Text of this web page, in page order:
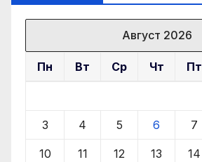
Август 2026
Пн Вт Ср Чт Пт
3 4 5 6 7
10 11 12 13 14